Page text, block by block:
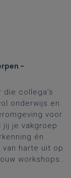
-
collega’s
onderwijs en
voor
jij je vakgroep
én
harte uit op
workshops.